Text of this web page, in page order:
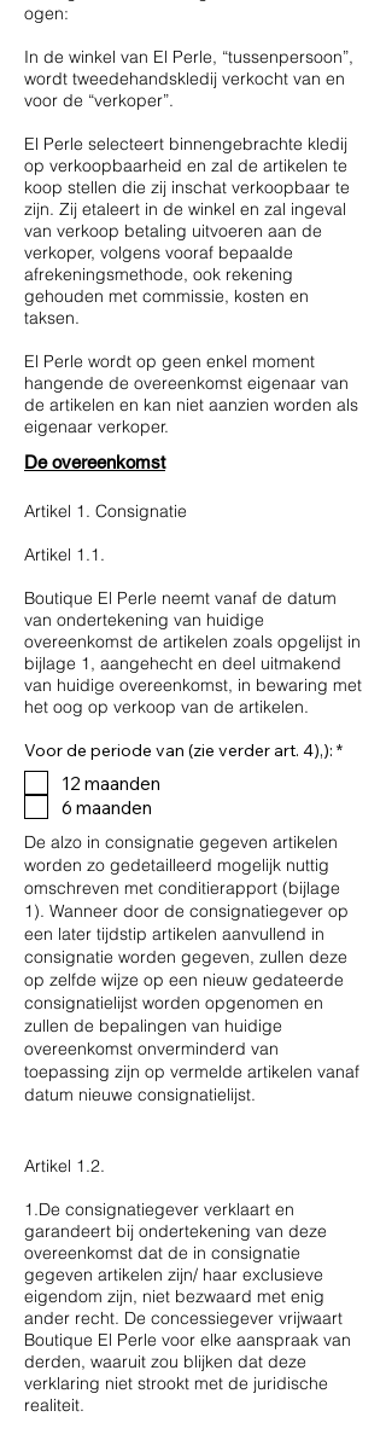
ogen:
In de winkel van El Perle, “tussenpersoon”,
wordt tweedehandskledij verkocht van en
voor de “verkoper”.
El Perle selecteert binnengebrachte kledij
op verkoopbaarheid en zal de artikelen te
koop stellen die zij inschat verkoopbaar te
zijn. Zij etaleert in de winkel en zal ingeval
van verkoop betaling uitvoeren aan de
verkoper, volgens vooraf bepaalde
afrekeningsmethode, ook rekening
gehouden met commissie, kosten en
taksen.
El Perle wordt op geen enkel moment
hangende de overeenkomst eigenaar van
de artikelen en kan niet aanzien worden als
eigenaar verkoper.
De overeenkomst
Artikel 1. Consignatie
Artikel 1.1.
Boutique El Perle neemt vanaf de datum
van ondertekening van huidige
overeenkomst de artikelen zoals opgelijst in
bijlage 1, aangehecht en deel uitmakend
van huidige overeenkomst, in bewaring met
het oog op verkoop van de artikelen.
Voor de periode van (zie verder art. 4),): *V
12 maanden
6 maanden
De alzo in consignatie gegeven artikelen
worden zo gedetailleerd mogelijk nuttig
omschreven met conditierapport (bijlage
1). Wanneer door de consignatiegever op
een later tijdstip artikelen aanvullend in
consignatie worden gegeven, zullen deze
op zelfde wijze op een nieuw gedateerde
consignatielijst worden opgenomen en
zullen de bepalingen van huidige
overeenkomst onverminderd van
toepassing zijn op vermelde artikelen vanaf
datum nieuwe consignatielijst.
Artikel 1.2.
1.De consignatiegever verklaart en
garandeert bij ondertekening van deze
overeenkomst dat de in consignatie
gegeven artikelen zijn/ haar exclusieve
eigendom zijn, niet bezwaard met enig
ander recht. De concessiegever vrijwaart
Boutique El Perle voor elke aanspraak van
derden, waaruit zou blijken dat deze
verklaring niet strookt met de juridische
realiteit.